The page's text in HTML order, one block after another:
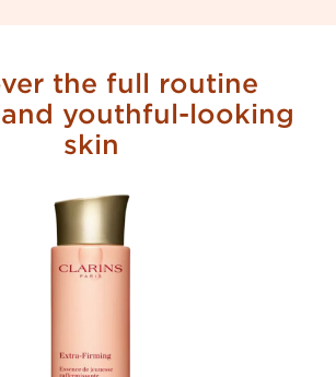
the full routine
youthful-looking
skin